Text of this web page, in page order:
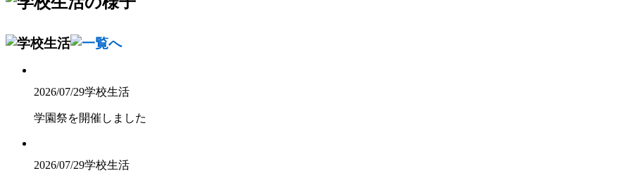
2026/07/29学校生活
学園祭を開催しました
2026/07/29学校生活